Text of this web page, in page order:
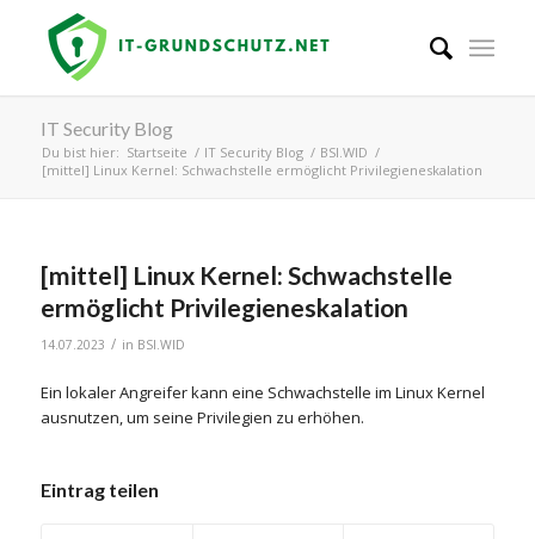
IT Security Blog
Du bist hier: Startseite / IT Security Blog / BSI.WID /
[mittel] Linux Kernel: Schwachstelle ermöglicht Privilegieneskalation
[mittel] Linux Kernel: Schwachstelle
ermöglicht Privilegieneskalation
14.07.2023 / in BSI.WID
Ein lokaler Angreifer kann eine Schwachstelle im Linux Kernel
ausnutzen, um seine Privilegien zu erhöhen.
Eintrag teilen